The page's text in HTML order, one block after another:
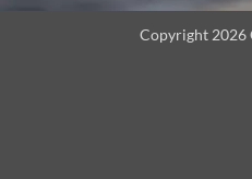
Copyright 2026